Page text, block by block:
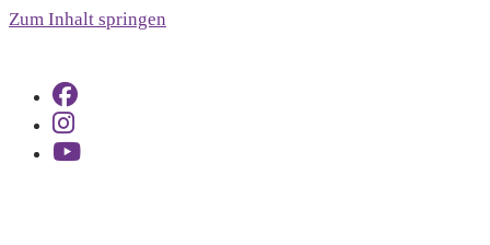
Zum Inhalt springen